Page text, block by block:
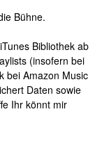
Bühne.
Bibliothek ab
(insofern bei
bei Amazon Music
Daten sowie
Ihr könnt mir